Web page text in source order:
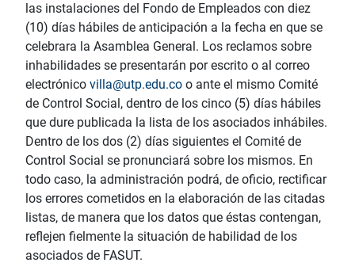
las instalaciones del Fondo de Empleados con diez
(10) días hábiles de anticipación a la fecha en que se
celebrara la Asamblea General. Los reclamos sobre
inhabilidades se presentarán por escrito o al correo
electrónico villa@utp.edu.co o ante el mismo Comité
de Control Social, dentro de los cinco (5) días hábiles
que dure publicada la lista de los asociados inhábiles.
Dentro de los dos (2) días siguientes el Comité de
Control Social se pronunciará sobre los mismos. En
todo caso, la administración podrá, de oficio, rectificar
los errores cometidos en la elaboración de las citadas
listas, de manera que los datos que éstas contengan,
reflejen fielmente la situación de habilidad de los
asociados de FASUT.